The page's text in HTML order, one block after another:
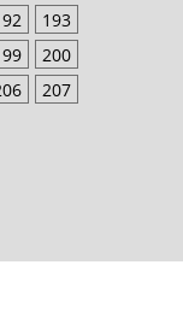
193
200
207